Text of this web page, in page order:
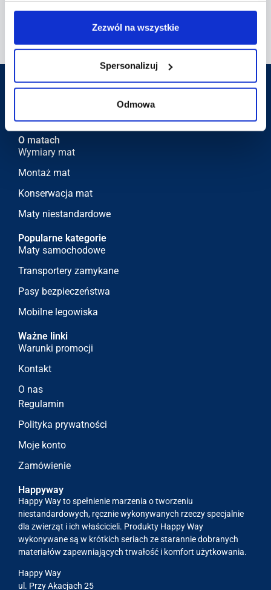
Zezwól na wszystkie
Spersonalizuj
Odmowa
O matach
Wymiary mat
Montaż mat
Konserwacja mat
Maty niestandardowe
Popularne kategorie
Maty samochodowe
Transportery zamykane
Pasy bezpieczeństwa
Mobilne legowiska
Ważne linki
Warunki promocji
Kontakt
O nas
Regulamin
Polityka prywatności
Moje konto
Zamówienie
Happyway
Happy Way to spełnienie marzenia o tworzeniu
niestandardowych, ręcznie wykonywanych rzeczy specjalnie
dla zwierząt i ich właścicieli. Produkty Happy Way
wykonywane są w krótkich seriach ze starannie dobranych
materiałów zapewniających trwałość i komfort użytkowania.
Happy Way
ul. Przy Akacjach 25